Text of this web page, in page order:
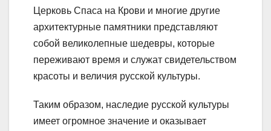
Церковь Спаса на Крови и многие другие
архитектурные памятники представляют
собой великолепные шедевры, которые
переживают время и служат свидетельством
красоты и величия русской культуры.
Таким образом, наследие русской культуры
имеет огромное значение и оказывает